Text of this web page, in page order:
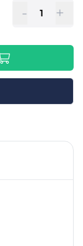
- +